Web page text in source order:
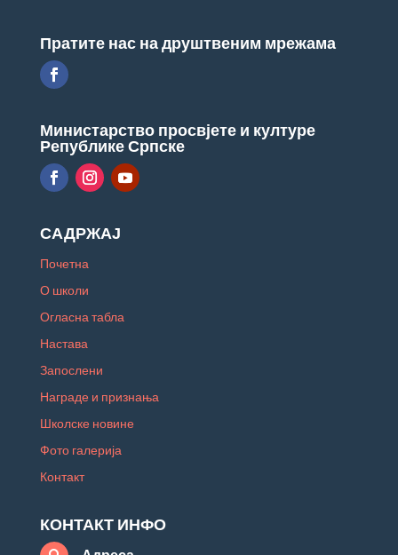
Пратите нас на друштвеним мрежама
Министарство просвјете и културе
Републике Српске
САДРЖАЈ
Почетна
О школи
Огласна табла
Настава
Запослени
Награде и признања
Школске новине
Фото галерија
Контакт
КОНТАКТ ИНФО